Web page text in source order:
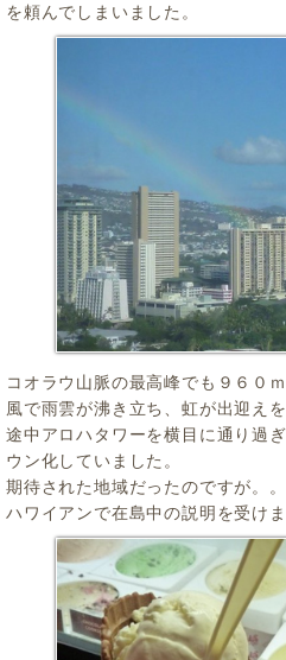
を頼んでしまいました。
コオラウ山脈の最高峰でも９６０
風で雨雲が沸き立ち、虹が出迎え
途中アロハタワーを横目に通り過
ウン化していました。
期待された地域だったのですが。
ハワイアンで在島中の説明を受けま